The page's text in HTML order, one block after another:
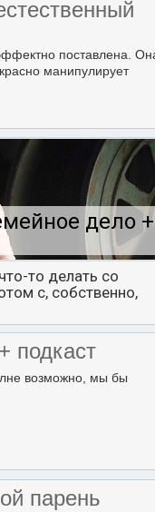
поставлена.
манипулирует
дело +
то делать со
с, собственно,
подкаст
возможно, мы бы
парень